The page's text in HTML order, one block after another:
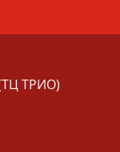
(ТЦ ТРИО)